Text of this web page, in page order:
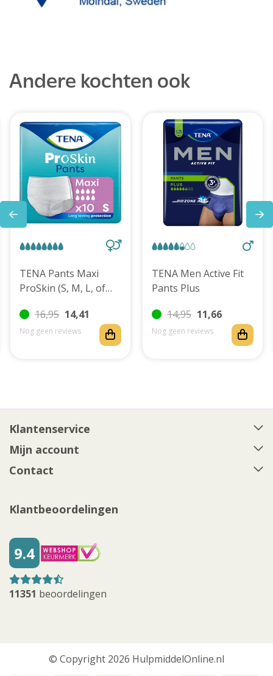
Andere kochten ook
TENA Pants Maxi
ProSkin (S, M, L, of
16,95 14,41
Nog geen reviews
TENA Men Active Fit
Pants Plus
14,95 11,66
Nog geen reviews
Klantenservice
Mijn account
Contact
Klantbeoordelingen
9.4
11351 beoordelingen
© Copyright 2026 HulpmiddelOnline.nl